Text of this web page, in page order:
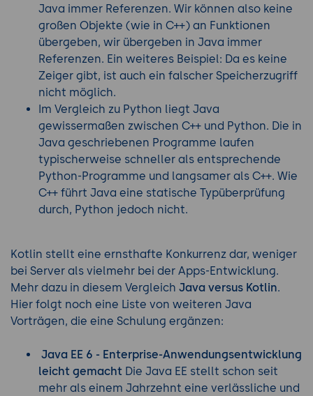
Java immer Referenzen. Wir können also keine
großen Objekte (wie in C++) an Funktionen
übergeben, wir übergeben in Java immer
Referenzen. Ein weiteres Beispiel: Da es keine
Zeiger gibt, ist auch ein falscher Speicherzugriff
nicht möglich.
Im Vergleich zu Python liegt Java
gewissermaßen zwischen C++ und Python. Die in
Java geschriebenen Programme laufen
typischerweise schneller als entsprechende
Python-Programme und langsamer als C++. Wie
C++ führt Java eine statische Typüberprüfung
durch, Python jedoch nicht.
Kotlin stellt eine ernsthafte Konkurrenz dar, weniger
bei Server als vielmehr bei der Apps-Entwicklung.
Mehr dazu in diesem Vergleich Java versus Kotlin.
Hier folgt noch eine Liste von weiteren Java
Vorträgen, die eine Schulung ergänzen:
Java EE 6 - Enterprise-Anwendungsentwicklung
leicht gemacht Die Java EE stellt schon seit
mehr als einem Jahrzehnt eine verlässliche und